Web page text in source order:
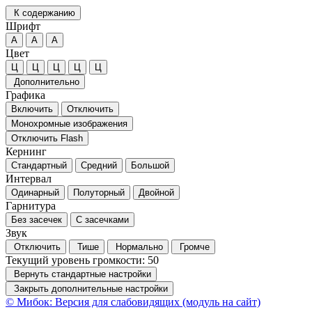
К содержанию
Шрифт
А А А
Цвет
Ц Ц Ц Ц
Ц
Дополнительно
Графика
Включить
Отключить
Монохромные изображения
Отключить Flash
Кернинг
Стандартный Средний Большой
Интервал
Одинарный Полуторный Двойной
Гарнитура
Без засечек С засечками
Звук
Отключить Тише Нормально Громче
Текущий уровень громкости: 50
Вернуть стандартные настройки
Закрыть дополнительные настройки
© Мибок: Версия для слабовидящих (модуль на сайт)